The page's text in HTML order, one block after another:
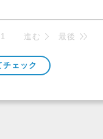
1 進む 最後